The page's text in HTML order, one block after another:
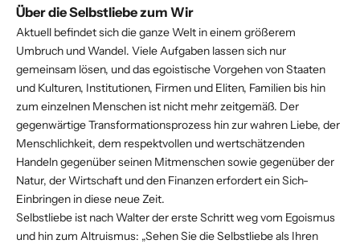
Über die Selbstliebe zum Wir
Aktuell befindet sich die ganze Welt in einem größerem
Umbruch und Wandel. Viele Aufgaben lassen sich nur
gemeinsam lösen, und das egoistische Vorgehen von Staaten
und Kulturen, Institutionen, Firmen und Eliten, Familien bis hin
zum einzelnen Menschen ist nicht mehr zeitgemäß. Der
gegenwärtige Transformationsprozess hin zur wahren Liebe, der
Menschlichkeit, dem respektvollen und wertschätzenden
Handeln gegenüber seinen Mitmenschen sowie gegenüber der
Natur, der Wirtschaft und den Finanzen erfordert ein Sich-
Einbringen in diese neue Zeit.
Selbstliebe ist nach Walter der erste Schritt weg vom Egoismus
und hin zum Altruismus: „Sehen Sie die Selbstliebe als Ihren